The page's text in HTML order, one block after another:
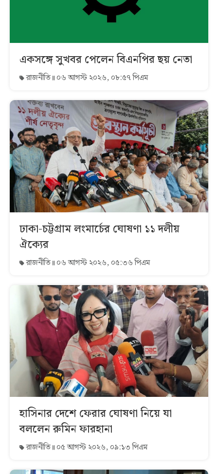
একসঙ্গে সুখবর পেলেন বিএনপির ছয় নেতা
রাজনীতি ০৬ আগস্ট ২০২৬, ০৮:৫৭ পিএম
ঢাকা-চট্টগ্রাম লংমার্চের ঘোষণা ১১ দলীয়
ঐক্যের
রাজনীতি ০৬ আগস্ট ২০২৬, ০৫:৩৬ পিএম
হাসিনার দেশে ফেরার ঘোষণা নিয়ে যা
বললেন রুমিন ফারহানা
রাজনীতি ০৫ আগস্ট ২০২৬, ০৯:১৩ পিএম